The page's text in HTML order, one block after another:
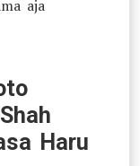
aja
Haru